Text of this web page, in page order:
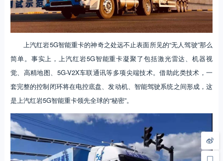
上汽红岩5G智能重卡的神奇之处远不止表面所见的“无人驾驶”那么
简单。事实上，上汽红岩5G智能重卡凝聚了包括激光雷达、机器视
觉、高精地图、5G-V2X车联通讯等多项尖端技术。借助此类技术，一
套完整的控制闭环将在电控底盘、发动机、智能驾驶系统之间形成，这
是上汽红岩5G智能重卡领先全球的“秘密”。